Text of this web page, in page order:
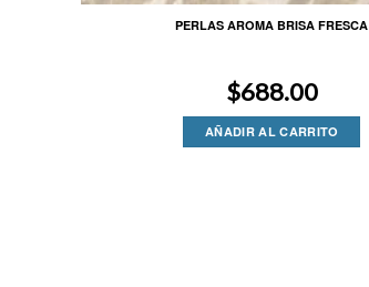
PERLAS AROMA BRISA FRESCA
$688.00
AÑADIR AL CARRITO